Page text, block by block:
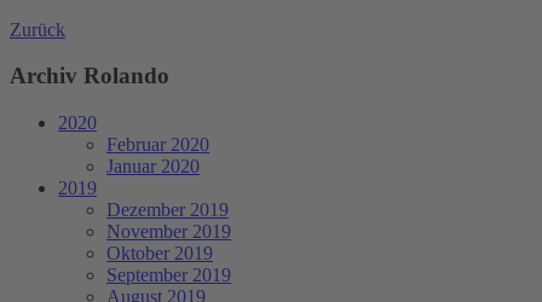
Zurück
Archiv Rolando
2020
Februar 2020
Januar 2020
2019
Dezember 2019
November 2019
Oktober 2019
September 2019
August 2019